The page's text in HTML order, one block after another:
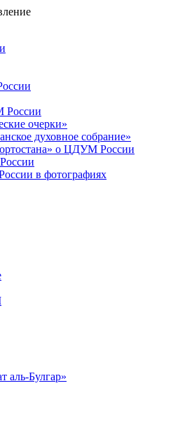
России
очерки»
духовное собрание»
о ЦДУМ России
в фотографиях
аль-Булгар»